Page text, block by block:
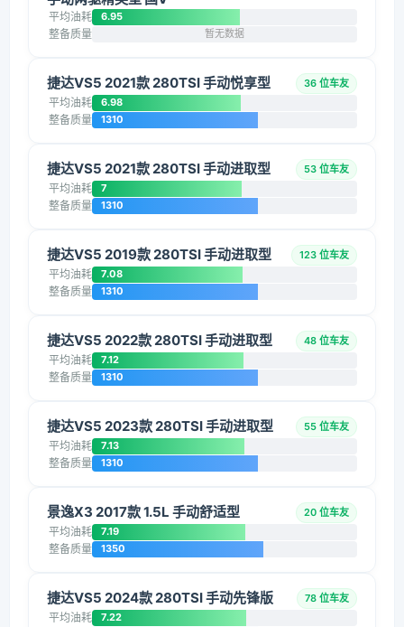
平均油耗 6.95
整备质量 暂无数据
捷达VS5 2021款 280TSI 手动悦享型 36 位车友
平均油耗 6.98
整备质量 1310
捷达VS5 2021款 280TSI 手动进取型 53 位车友
平均油耗 7
整备质量 1310
捷达VS5 2019款 280TSI 手动进取型 123 位车友
平均油耗 7.08
整备质量 1310
捷达VS5 2022款 280TSI 手动进取型 48 位车友
平均油耗 7.12
整备质量 1310
捷达VS5 2023款 280TSI 手动进取型 55 位车友
平均油耗 7.13
整备质量 1310
景逸X3 2017款 1.5L 手动舒适型 20 位车友
平均油耗 7.19
整备质量 1350
捷达VS5 2024款 280TSI 手动先锋版 78 位车友
平均油耗 7.22